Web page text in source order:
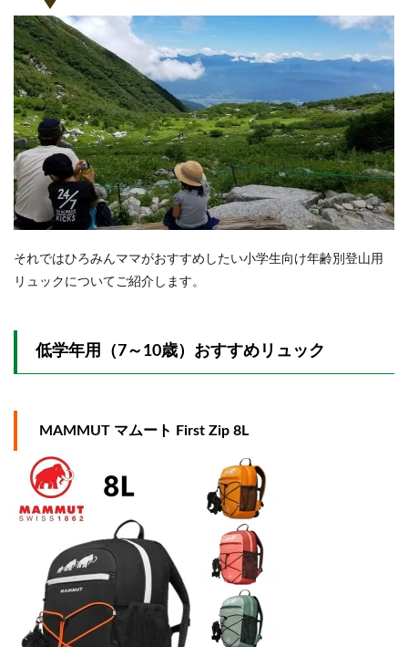
それではひろみんママがおすすめしたい小学生向け年齢別登山用
リュックについてご紹介します。
低学年用（7～10歳）おすすめリュック
MAMMUT マムート First Zip 8L